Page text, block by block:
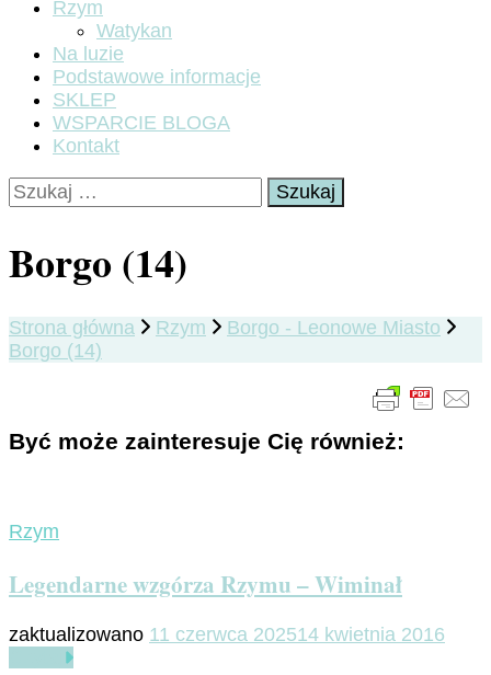
Rzym
Watykan
Na luzie
Podstawowe informacje
SKLEP
WSPARCIE BLOGA
Kontakt
Szukaj:
Borgo (14)
Strona główna Rzym
Borgo - Leonowe Miasto
Borgo (14)
Być może zainteresuje Cię również:
Rzym
Legendarne wzgórza Rzymu – Wiminał
zaktualizowano 11 czerwca 202514 kwietnia 2016